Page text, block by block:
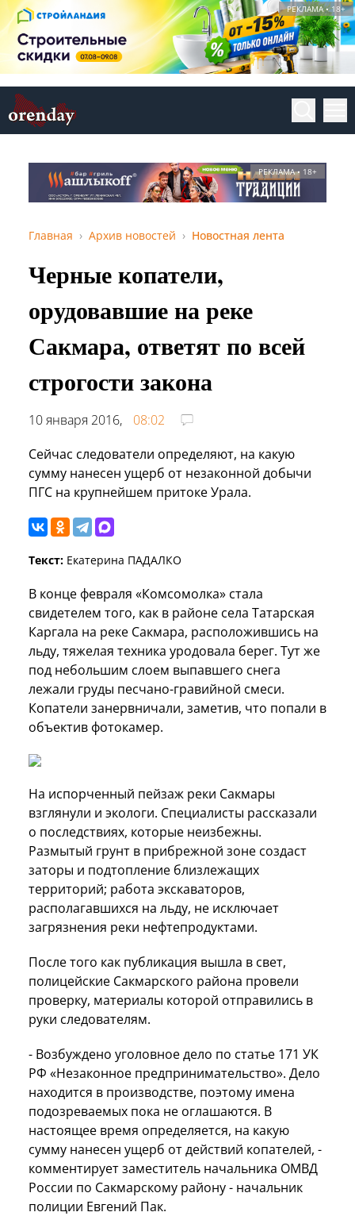
РЕКЛАМА • 18+
РЕКЛАМА • 18+
Главная Архив новостей Новостная лента
Черные копатели,
орудовавшие на реке
Сакмара, ответят по всей
строгости закона
10 января 2016,
08:02
Сейчас следователи определяют, на какую
сумму нанесен ущерб от незаконной добычи
ПГС на крупнейшем притоке Урала.
Текст: Екатерина ПАДАЛКО
В конце февраля «Комсомолка» стала
свидетелем того, как в районе села Татарская
Каргала на реке Сакмара, расположившись на
льду, тяжелая техника уродовала берег. Тут же
под небольшим слоем выпавшего снега
лежали груды песчано-гравийной смеси.
Копатели занервничали, заметив, что попали в
объектив фотокамер.
На испорченный пейзаж реки Сакмары
взглянули и экологи. Специалисты рассказали
о последствиях, которые неизбежны.
Размытый грунт в прибрежной зоне создаст
заторы и подтопление близлежащих
территорий; работа экскаваторов,
располагавшихся на льду, не исключает
загрязнения реки нефтепродуктами.
После того как публикация вышла в свет,
полицейские Сакмарского района провели
проверку, материалы которой отправились в
руки следователям.
- Возбуждено уголовное дело по статье 171 УК
РФ «Незаконное предпринимательство». Дело
находится в производстве, поэтому имена
подозреваемых пока не оглашаются. В
настоящее время определяется, на какую
сумму нанесен ущерб от действий копателей, -
комментирует заместитель начальника ОМВД
России по Сакмарскому району - начальник
полиции Евгений Пак.